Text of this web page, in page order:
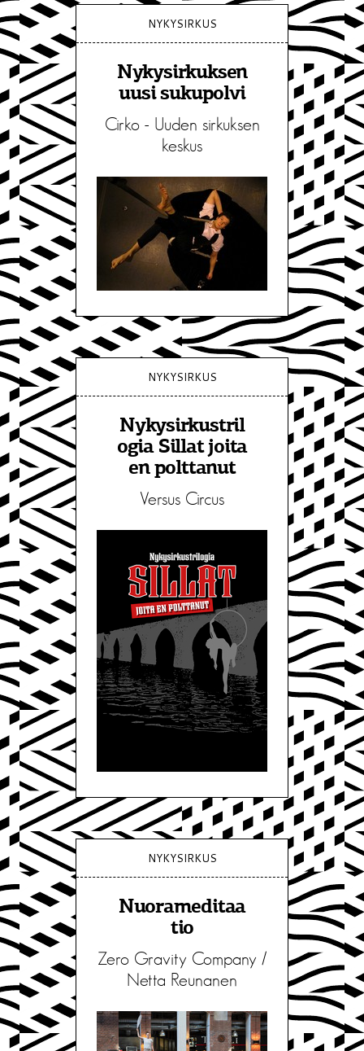
NYKYSIRKUS
Nuorameditaa
tio
Zero Gravity Company /
Netta Reunanen
NYKYSIRKUS
Nykysirkuksen
uusi sukupolvi
Cirko - Uuden sirkuksen
keskus
NYKYSIRKUS
Nykysirkustril
ogia Sillat joita
en polttanut
Versus Circus